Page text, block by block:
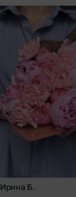
Ирина Б.